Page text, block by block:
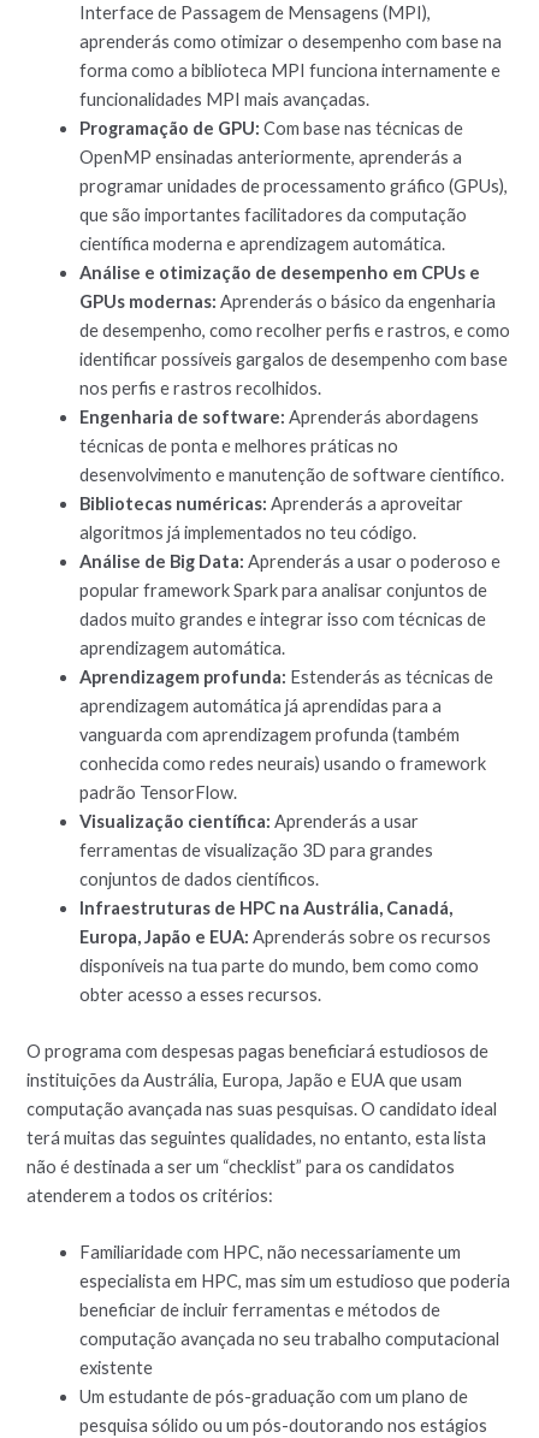
Interface de Passagem de Mensagens (MPI),
aprenderás como otimizar o desempenho com base na
forma como a biblioteca MPI funciona internamente e
funcionalidades MPI mais avançadas.
Programação de GPU:Com base nas técnicas de
OpenMP ensinadas anteriormente, aprenderás a
programar unidades de processamento gráfico (GPUs),
que são importantes facilitadores da computação
científica moderna e aprendizagem automática.
Análise e otimização de desempenho em CPUs e
GPUs modernas: Aprenderás o básico da engenharia
de desempenho, como recolher perfis e rastros, e como
identificar possíveis gargalos de desempenho com base
nos perfis e rastros recolhidos.
Engenharia de software:Aprenderás abordagens
técnicas de ponta e melhores práticas no
desenvolvimento e manutenção de software científico.
Bibliotecas numéricas: Aprenderás a aproveitar
algoritmos já implementados no teu código.
Análise de Big Data: Aprenderás a usar o poderoso e
popular framework Spark para analisar conjuntos de
dados muito grandes e integrar isso com técnicas de
aprendizagem automática.
Aprendizagem profunda: Estenderás as técnicas de
aprendizagem automática já aprendidas para a
vanguarda com aprendizagem profunda (também
conhecida como redes neurais) usando o framework
padrão TensorFlow.
Visualização científica: Aprenderás a usar
ferramentas de visualização 3D para grandes
conjuntos de dados científicos.
Infraestruturas de HPC na Austrália, Canadá,
Europa, Japão e EUA: Aprenderás sobre os recursos
disponíveis na tua parte do mundo, bem como como
obter acesso a esses recursos.
O programa com despesas pagas beneficiará estudiosos de
instituições da Austrália, Europa, Japão e EUA que usam
computação avançada nas suas pesquisas. O candidato ideal
terá muitas das seguintes qualidades, no entanto, esta lista
não é destinada a ser um “checklist” para os candidatos
atenderem a todos os critérios:
Familiaridade com HPC, não necessariamente um
especialista em HPC, mas sim um estudioso que poderia
beneficiar de incluir ferramentas e métodos de
computação avançada no seu trabalho computacional
existente
Um estudante de pós-graduação com um plano de
pesquisa sólido ou um pós-doutorando nos estágios